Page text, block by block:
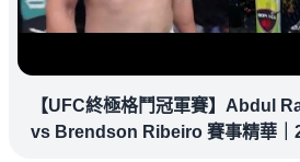
【UFC終極格鬥冠軍賽】Abdul
vs Brendson Ribeiro 賽事精華｜